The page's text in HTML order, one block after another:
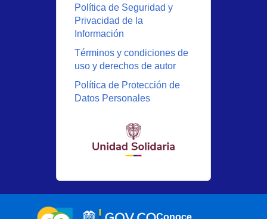
Política de Seguridad y
Privacidad de la
Información
Términos y condiciones de
uso y derechos de autor
Política de Protección de
Datos Personales
Conoce